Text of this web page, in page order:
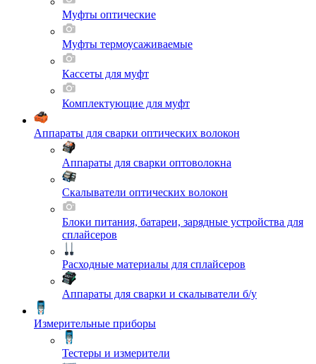
Муфты оптические
Муфты термоусаживаемые
Кассеты для муфт
Комплектующие для муфт
Аппараты для сварки оптических волокон
Аппараты для сварки оптоволокна
Скалыватели оптических волокон
Блоки питания, батареи, зарядные устройства для
сплайсеров
Расходные материалы для сплайсеров
Аппараты для сварки и скалыватели б/у
Измерительные приборы
Тестеры и измерители